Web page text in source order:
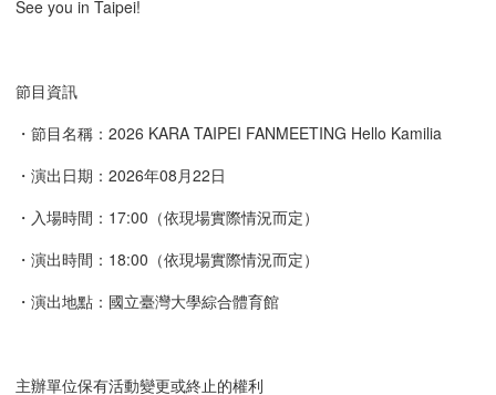
See you in Taipei!
節目資訊
・節目名稱：2026 KARA TAIPEI FANMEETING Hello Kamilia
・演出日期：2026年08月22日
・入場時間：17:00（依現場實際情況而定）
・演出時間：18:00（依現場實際情況而定）
・演出地點：國立臺灣大學綜合體育館
主辦單位保有活動變更或終止的權利